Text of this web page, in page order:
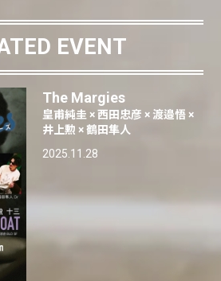
EVENT
The Margies
皇甫純圭 × 西田忠彦 × 渡邉悟 ×
井上勲 × 鶴田隼人
2025.11.28